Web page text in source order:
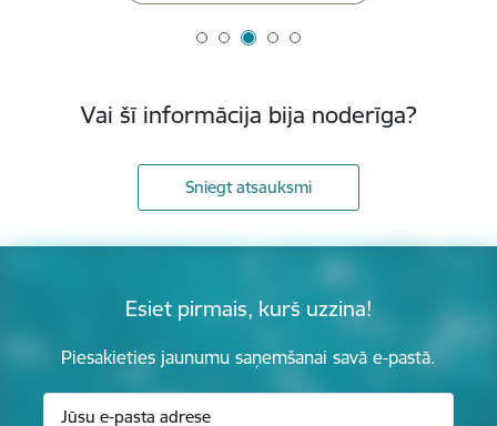
Vai šī informācija bija noderīga?
Sniegt atsauksmi
Esiet pirmais, kurš uzzina!
Piesakieties jaunumu saņemšanai savā e-pastā.